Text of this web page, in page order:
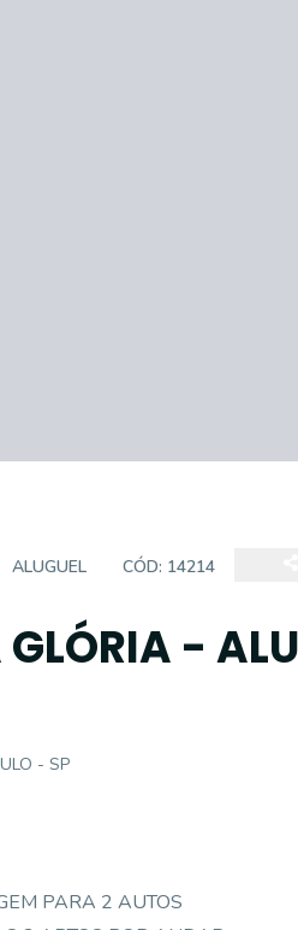
ALUGUEL CÓD: 14214
-
- SP
PARA 2 AUTOS